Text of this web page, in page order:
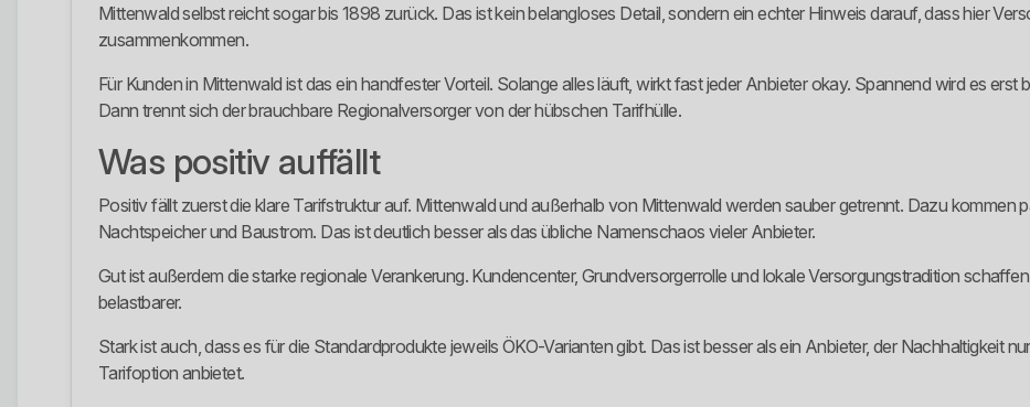
Mittenwald selbst reicht sogar bis 1898 zurück. Das ist kein belangloses Detail, sondern ein echter Hinweis darauf, dass hier
zusammenkommen.
Für Kunden in Mittenwald ist das ein handfester Vorteil. Solange alles läuft, wirkt fast jeder Anbieter okay. Spannend wird es
Dann trennt sich der brauchbare Regionalversorger von der hübschen Tarifhülle.
Was positiv auffällt
Positiv fällt zuerst die klare Tarifstruktur auf. Mittenwald und außerhalb von Mittenwald werden sauber getrennt. Dazu kommen
Nachtspeicher und Baustrom. Das ist deutlich besser als das übliche Namenschaos vieler Anbieter.
Gut ist außerdem die starke regionale Verankerung. Kundencenter, Grundversorgerrolle und lokale Versorgungstradition
belastbarer.
Stark ist auch, dass es für die Standardprodukte jeweils ÖKO-Varianten gibt. Das ist besser als ein Anbieter, der Nachhaltigkeit
Tarifoption anbietet.